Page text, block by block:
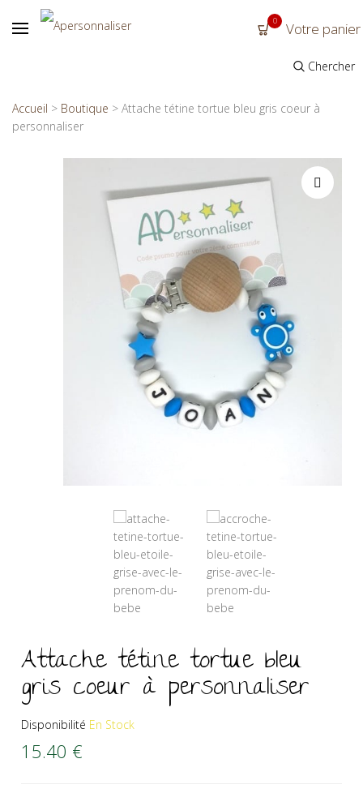
0 Votre panier
Chercher
Accueil > Boutique > Attache tétine tortue bleu gris coeur à
personnaliser
Attache tétine tortue bleu
gris coeur à personnaliser
Disponibilité En Stock
15.40 €